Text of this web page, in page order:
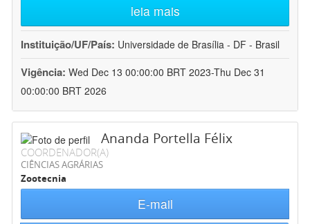
leia mais
Instituição/UF/País: Universidade de Brasília - DF - Brasil
Vigência: Wed Dec 13 00:00:00 BRT 2023-Thu Dec 31
00:00:00 BRT 2026
Ananda Portella Félix
COORDENADOR(A)
CIÊNCIAS AGRÁRIAS
Zootecnia
E-mail